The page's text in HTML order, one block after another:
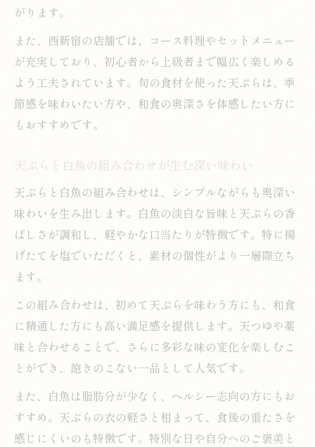
がります。
また、西新宿の店舗では、コース料理やセットメニュー
が充実しており、初心者から上級者まで幅広く楽しめる
よう工夫されています。旬の食材を使った天ぷらは、季
節感を味わいたい方や、和食の奥深さを体感したい方に
もおすすめです。
天ぷらと白魚の組み合わせが生む深い味わい
天ぷらと白魚の組み合わせは、シンプルながらも奥深い
味わいを生み出します。白魚の淡白な旨味と天ぷらの香
ばしさが調和し、軽やかな口当たりが特徴です。特に揚
げたてを塩でいただくと、素材の個性がより一層際立ち
ます。
この組み合わせは、初めて天ぷらを味わう方にも、和食
に精通した方にも高い満足感を提供します。天つゆや薬
味と合わせることで、さらに多彩な味の変化を楽しむこ
とができ、飽きのこない一品として人気です。
また、白魚は脂肪分が少なく、ヘルシー志向の方にもお
すすめ。天ぷらの衣の軽さと相まって、食後の重たさを
感じにくいのも特徴です。特別な日や自分へのご褒美と